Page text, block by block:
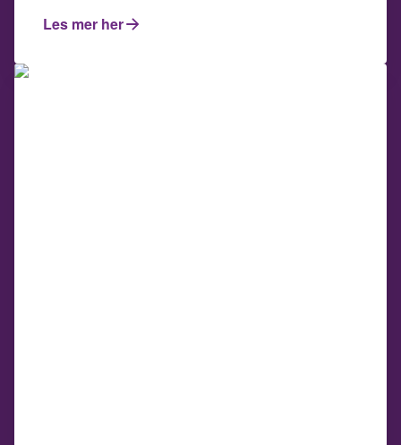
Les mer her